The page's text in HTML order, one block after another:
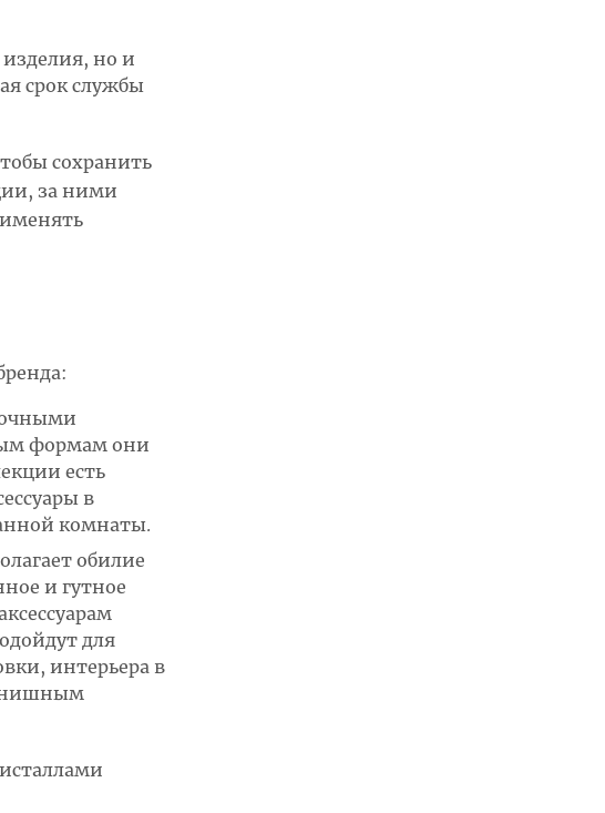
но и
срок службы
сохранить
за ними
формам они
есть
в
комнаты.
обилие
и гутное
для
интерьера в